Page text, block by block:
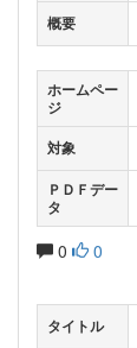
概要
ホームペー
ジ
対象
ＰＤＦデー
タ
0 0
タイトル